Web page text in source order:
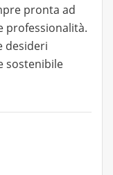
pronta ad
professionalità.
desideri
sostenibile